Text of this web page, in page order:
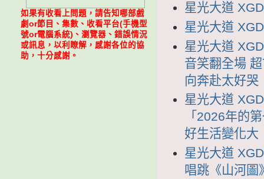
星光大道
星光大道
星光大道
音笑翻全場
向奔赴太好哭
星光大道
「2026年的
好生活變化大
星光大道
唱跳《山河圖
如果有收看上問題，請告知哪部戲
劇or節目、集數、收看平台(手機型
號or電腦系統)、瀏覽器、錯誤情況
或訊息，以利瞭解，感謝各位的協
助，十分感謝。